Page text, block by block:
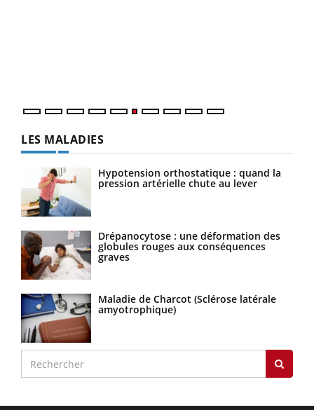
LES MALADIES
Hypotension orthostatique : quand la
pression artérielle chute au lever
Drépanocytose : une déformation des
globules rouges aux conséquences
graves
Maladie de Charcot (Sclérose latérale
amyotrophique)